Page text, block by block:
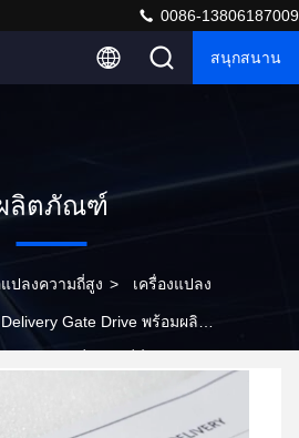
0086-13806187009
สนุกสนาน
ลิตภัณฑ์
ปลงความถี่สูง > เครื่องแปลง
Gate Drive พร้อมผลิต